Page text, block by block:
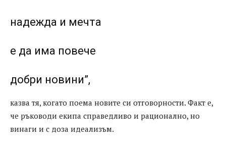
надежда и мечта
е да има повече
добри новини”,
казва тя, когато поема новите си отговорности. Факт е,
че ръководи екипа справедливо и рационално, но
винаги и с доза идеализъм.